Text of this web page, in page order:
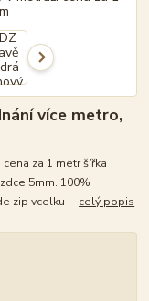
více metro,
za 1 metr šířka
5mm. 100%
zip vcelku celý popis